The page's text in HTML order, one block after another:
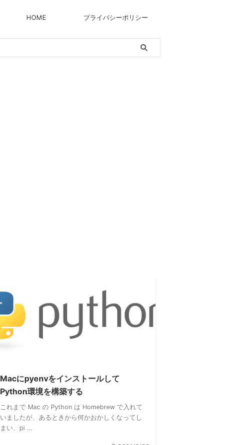
HOME プライバシーポリシー
Macにpyenvをインストールして
Python環境を構築する
これまで Mac の Python は Homebrew で入れて
いましたが、あるときから何かおかしくなってし
まい、pi ...